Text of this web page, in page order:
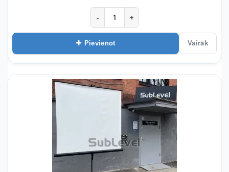
- +
Pievienot Vairāk